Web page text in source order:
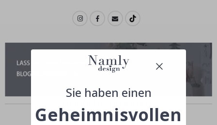
Sie haben einen
Geheimnisvollen